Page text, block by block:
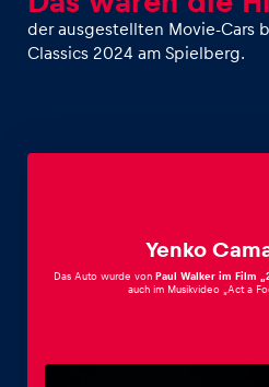
der ausgestellten Movie-Cars
Classics 2024 am Spielberg.
Yenko
Das Auto wurde von Paul Walker im Film
auch im Musikvideo „Act a